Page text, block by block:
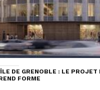
DE GRENOBLE : LE
FORME